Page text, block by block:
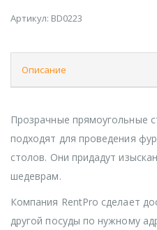
Артикул: BD0223
Описание
Прозрачные прямоугольные
подходят для проведения
столов. Они придадут
шедеврам.
Компания RentPro сделает
другой посуды по нужному